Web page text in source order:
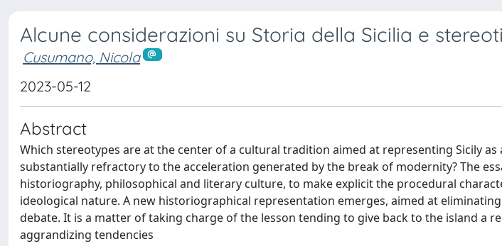
Alcune considerazioni su Storia della Sicilia e
Cusumano, Nicola
2023-05-12
Abstract
Which stereotypes are at the center of a cultural tradition aimed at representing Sicily as
substantially refractory to the acceleration generated by the break of modernity? The
historiography, philosophical and literary culture, to make explicit the procedural
ideological nature. A new historiographical representation emerges, aimed at
debate. It is a matter of taking charge of the lesson tending to give back to the island a
aggrandizing tendencies